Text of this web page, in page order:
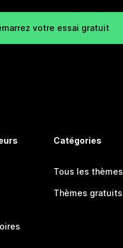
votre essai gratuit
Catégories
Tous les thèmes
Thèmes gratuits